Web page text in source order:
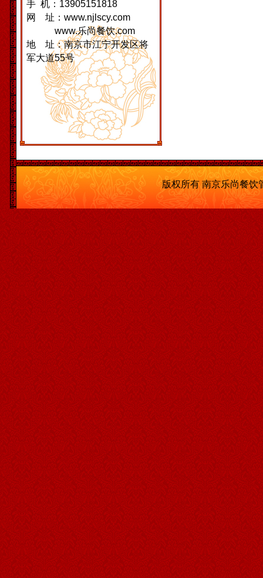
手 机：13905151818
网 址：www.njlscy.com
www.乐尚餐饮.com
地 址：南京市江宁开发区将
军大道55号
版权所有 南京乐尚餐